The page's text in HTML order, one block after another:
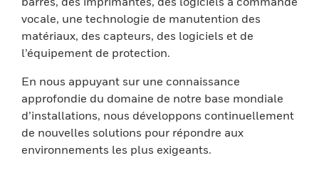
vocale, une technologie de manutention des
matériaux, des capteurs, des logiciels et de
l’équipement de protection.
En nous appuyant sur une connaissance
approfondie du domaine de notre base mondiale
d’installations, nous développons continuellement
de nouvelles solutions pour répondre aux
environnements les plus exigeants.